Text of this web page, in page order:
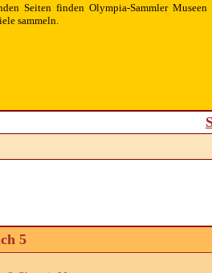
Seiten finden Olympia-Sammler Museen
sammeln.
5